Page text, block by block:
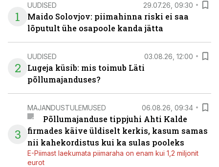
1
UUDISED 29.07.26, 09:30
Maido Solovjov: piimahinna riski ei saa
lõputult ühe osapoole kanda jätta
2
UUDISED 03.08.26, 12:00
Lugeja küsib: mis toimub Läti
põllumajanduses?
3
MAJANDUSTULEMUSED 06.08.26, 09:34
Põllumajanduse tippjuhi Ahti Kalde
firmades käive üldiselt kerkis, kasum samas
nii kahekordistus kui ka sulas pooleks
E-Piimast laekumata piimaraha on enam kui 1,2 miljonit
eurot